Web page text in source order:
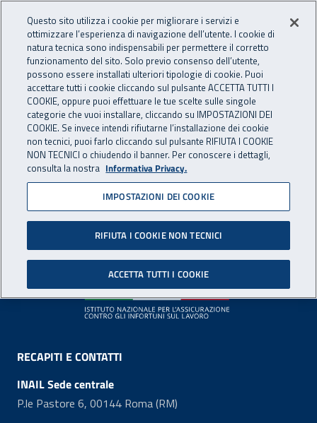
INAIL - Istituto Nazionale
Apri cerca
Navigazione principale
Pagina non disponibile
Il contenuto non è stato trovato. Per continuare la
navigazione è possibile ritornare alla
Footer
RECAPITI E CONTATTI
INAIL Sede centrale
P.le Pastore 6, 00144 Roma (RM)
Questo sito utilizza i cookie per migliorare i servizi e
ottimizzare l’esperienza di navigazione dell’utente. I cookie di
natura tecnica sono indispensabili per permettere il corretto
funzionamento del sito. Solo previo consenso dell’utente,
possono essere installati ulteriori tipologie di cookie. Puoi
accettare tutti i cookie cliccando sul pulsante ACCETTA TUTTI I
COOKIE, oppure puoi effettuare le tue scelte sulle singole
categorie che vuoi installare, cliccando su IMPOSTAZIONI DEI
COOKIE. Se invece intendi rifiutarne l’installazione dei cookie
non tecnici, puoi farlo cliccando sul pulsante RIFIUTA I COOKIE
NON TECNICI o chiudendo il banner. Per conoscere i dettagli,
consulta la nostra Informativa Privacy.
IMPOSTAZIONI DEI COOKIE
RIFIUTA I COOKIE NON TECNICI
ACCETTA TUTTI I COOKIE